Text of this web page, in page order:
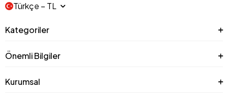
Türkçe − TL
Kategoriler
Önemli Bilgiler
Kurumsal